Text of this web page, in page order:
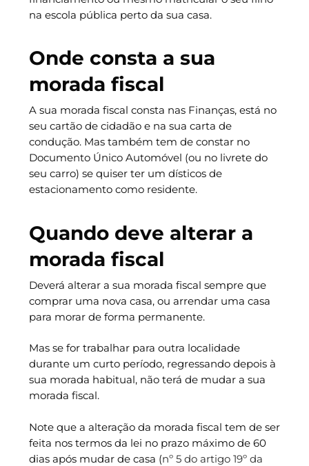
na escola pública perto da sua casa.
Onde consta a sua
morada fiscal
A sua morada fiscal consta nas Finanças, está no
seu cartão de cidadão e na sua carta de
condução. Mas também tem de constar no
Documento Único Automóvel (ou no livrete do
seu carro) se quiser ter um dísticos de
estacionamento como residente.
Quando deve alterar a
morada fiscal
Deverá alterar a sua morada fiscal sempre que
comprar uma nova casa, ou arrendar uma casa
para morar de forma permanente.
Mas se for trabalhar para outra localidade
durante um curto período, regressando depois à
sua morada habitual, não terá de mudar a sua
morada fiscal.
Note que a alteração da morada fiscal tem de ser
feita nos termos da lei no prazo máximo de 60
dias após mudar de casa (nº 5 do artigo 19º da